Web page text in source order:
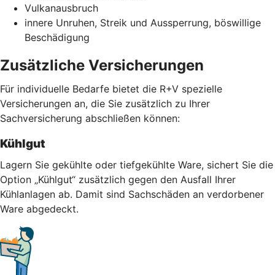
Vulkanausbruch
innere Unruhen, Streik und Aussperrung, böswillige
Beschädigung
Zusätzliche Versicherungen
Für individuelle Bedarfe bietet die R+V spezielle
Versicherungen an, die Sie zusätzlich zu Ihrer
Sachversicherung abschließen können:
Kühlgut
Lagern Sie gekühlte oder tiefgekühlte Ware, sichert Sie die
Option „Kühlgut“ zusätzlich gegen den Ausfall Ihrer
Kühlanlagen ab. Damit sind Sachschäden an verdorbener
Ware abgedeckt.